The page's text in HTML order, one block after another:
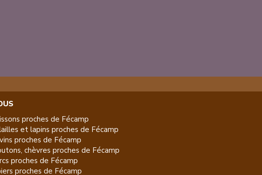
proches de Fécamp
et lapins proches de Fécamp
proches de Fécamp
chèvres proches de Fécamp
proches de Fécamp
proches de Fécamp